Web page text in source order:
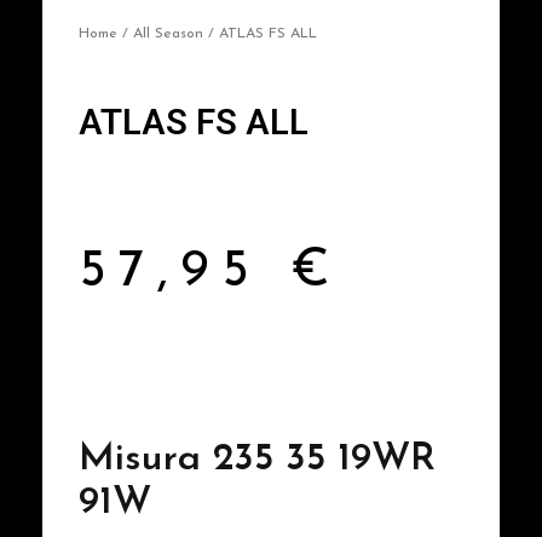
Home / All Season / ATLAS FS ALL
ATLAS FS ALL
57,95 €
Misura 235 35 19WR
91W